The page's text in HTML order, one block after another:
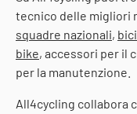
tecnico delle migliori
squadre nazionali,
bike, accessori per il
per la manutenzione.
All4cycling collabora